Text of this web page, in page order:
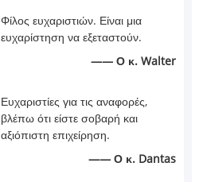
Φίλος ευχαριστιών. Είναι μια
ευχαρίστηση να εξεταστούν.
—— Ο κ. Walter
Ευχαριστίες για τις αναφορές,
βλέπω ότι είστε σοβαρή και
αξιόπιστη επιχείρηση.
—— Ο κ. Dantas